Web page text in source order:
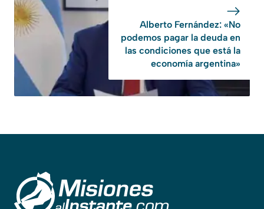
Alberto Fernández: «No
podemos pagar la deuda en
las condiciones que está la
economía argentina»